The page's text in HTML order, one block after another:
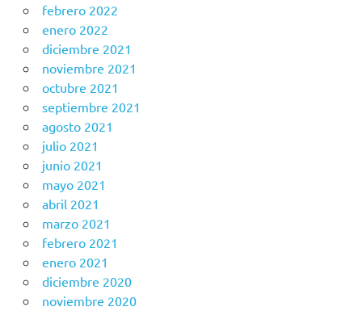
febrero 2022
enero 2022
diciembre 2021
noviembre 2021
octubre 2021
septiembre 2021
agosto 2021
julio 2021
junio 2021
mayo 2021
abril 2021
marzo 2021
febrero 2021
enero 2021
diciembre 2020
noviembre 2020